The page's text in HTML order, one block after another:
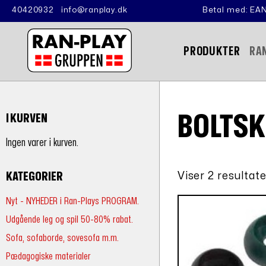
40420932 info@ranplay.dk Betal med:
PRODUKTER
I KURVEN
Ingen varer i kurven.
KATEGORIER
Nyt - NYHEDER i Ran-Plays PROGRAM.
Udgående leg og spil 50-80% rabat.
Sofa, sofaborde, sovesofa m.m.
Pædagogiske materialer
Viser 2